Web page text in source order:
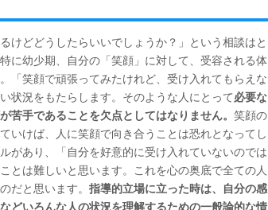
けどどうしたらいいでしょうか？」という相談はと
に幼少期、自分の「笑顔」に対して、受容される体
「笑顔で頑張ってみたけれど、受け入れてもらえな
状況をもたらします。そのような人にとって必要な
苦手であることを欠点としてはなりません。 笑顔の
いけば、人に笑顔で向き合うことは恐れとなってし
があり、「自分を好意的に受け入れていないのでは
とは難しいと思います。これを心の奥底で全ての人
だと思います。 指導的立場に立った時は、自分の感
どいろんな人の状況を理解するための一般論的な情